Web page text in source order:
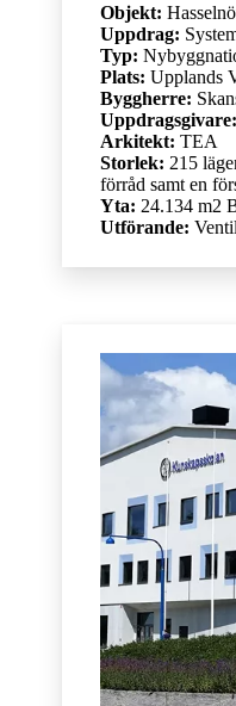
Objekt:
Uppdrag:
Typ:
Plats: Upplands
Byggherre:
Uppdragsgivare:
Arkitekt: TEA
Storlek: 215
förråd samt en
Yta: 24.134 m2
Utförande: